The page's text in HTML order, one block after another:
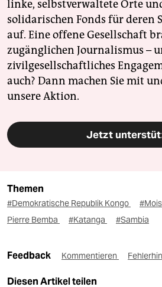
linke, selbstverwaltete Orte
solidarischen Fonds für deren
auf. Eine offene Gesellschaft
zugänglichen Journalismus –
zivilgesellschaftliches
auch? Dann machen Sie mit
unsere Aktion.
Jetzt
Themen
#Demokratische Republik Kongo
Pierre Bemba
#Katanga #Sambia
Feedback Kommentieren
Diesen Artikel teilen